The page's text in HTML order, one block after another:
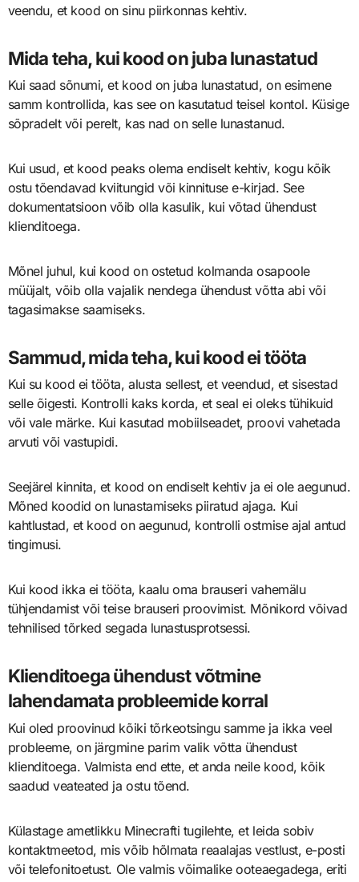
veendu, et kood on sinu piirkonnas kehtiv.
Mida teha, kui kood on juba lunastatud
Kui saad sõnumi, et kood on juba lunastatud, on esimene
samm kontrollida, kas see on kasutatud teisel kontol. Küsige
sõpradelt või perelt, kas nad on selle lunastanud.
Kui usud, et kood peaks olema endiselt kehtiv, kogu kõik
ostu tõendavad kviitungid või kinnituse e-kirjad. See
dokumentatsioon võib olla kasulik, kui võtad ühendust
klienditoega.
Mõnel juhul, kui kood on ostetud kolmanda osapoole
müüjalt, võib olla vajalik nendega ühendust võtta abi või
tagasimakse saamiseks.
Sammud, mida teha, kui kood ei tööta
Kui su kood ei tööta, alusta sellest, et veendud, et sisestad
selle õigesti. Kontrolli kaks korda, et seal ei oleks tühikuid
või vale märke. Kui kasutad mobiilseadet, proovi vahetada
arvuti või vastupidi.
Seejärel kinnita, et kood on endiselt kehtiv ja ei ole aegunud.
Mõned koodid on lunastamiseks piiratud ajaga. Kui
kahtlustad, et kood on aegunud, kontrolli ostmise ajal antud
tingimusi.
Kui kood ikka ei tööta, kaalu oma brauseri vahemälu
tühjendamist või teise brauseri proovimist. Mõnikord võivad
tehnilised tõrked segada lunastusprotsessi.
Klienditoega ühendust võtmine
lahendamata probleemide korral
Kui oled proovinud kõiki tõrkeotsingu samme ja ikka veel
probleeme, on järgmine parim valik võtta ühendust
klienditoega. Valmista end ette, et anda neile kood, kõik
saadud veateated ja ostu tõend.
Külastage ametlikku Minecrafti tugilehte, et leida sobiv
kontaktmeetod, mis võib hõlmata reaalajas vestlust, e-posti
või telefonitoetust. Ole valmis võimalike ooteaegadega, eriti